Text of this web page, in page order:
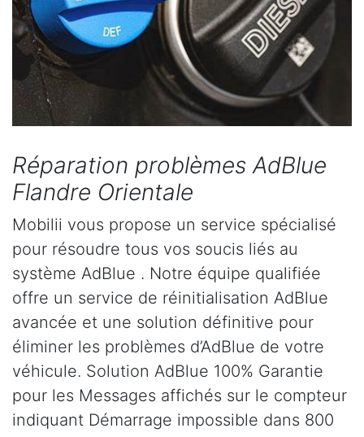
Réparation problèmes AdBlue
Flandre Orientale
Mobilii vous propose un service spécialisé
pour résoudre tous vos soucis liés au
système AdBlue . Notre équipe qualifiée
offre un service de réinitialisation AdBlue
avancée et une solution définitive pour
éliminer les problèmes d’AdBlue de votre
véhicule. Solution AdBlue 100% Garantie
pour les Messages affichés sur le compteur
indiquant Démarrage impossible dans 800